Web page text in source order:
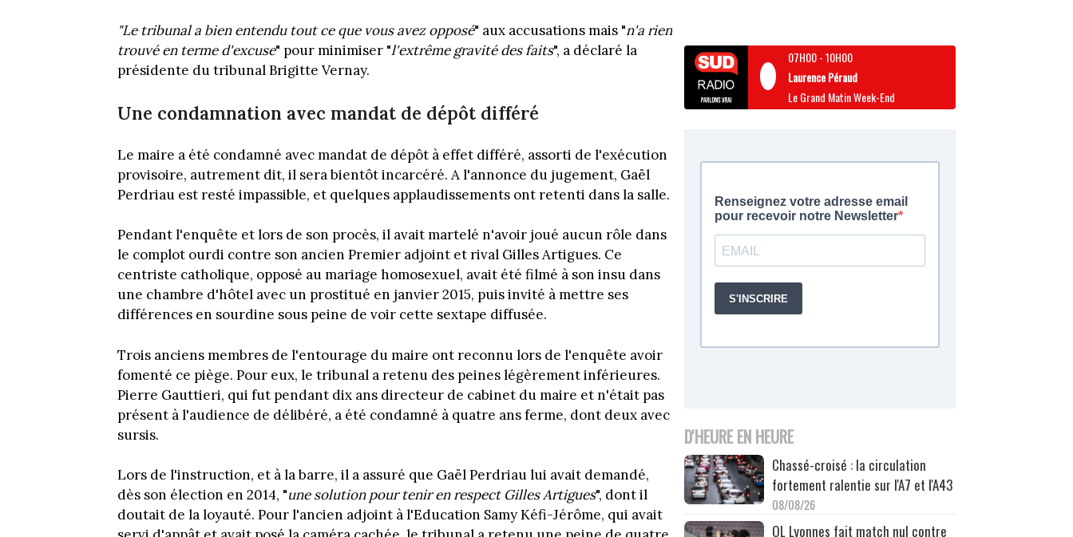
"Le tribunal a bien entendu tout ce que vous avez opposé" aux accusations mais "n'a rien
trouvé en terme d'excuse" pour minimiser "l'extrême gravité des faits", a déclaré la
présidente du tribunal Brigitte Vernay.
Une condamnation avec mandat de dépôt différé
Le maire a été condamné avec mandat de dépôt à effet différé, assorti de l'exécution
provisoire, autrement dit, il sera bientôt incarcéré. A l'annonce du jugement, Gaël
Perdriau est resté impassible, et quelques applaudissements ont retenti dans la salle.
Pendant l'enquête et lors de son procès, il avait martelé n'avoir joué aucun rôle dans
le complot ourdi contre son ancien Premier adjoint et rival Gilles Artigues. Ce
centriste catholique, opposé au mariage homosexuel, avait été filmé à son insu dans
une chambre d'hôtel avec un prostitué en janvier 2015, puis invité à mettre ses
différences en sourdine sous peine de voir cette sextape diffusée.
Trois anciens membres de l'entourage du maire ont reconnu lors de l'enquête avoir
fomenté ce piège. Pour eux, le tribunal a retenu des peines légèrement inférieures.
Pierre Gauttieri, qui fut pendant dix ans directeur de cabinet du maire et n'était pas
présent à l'audience de délibéré, a été condamné à quatre ans ferme, dont deux avec
sursis.
Lors de l'instruction, et à la barre, il a assuré que Gaël Perdriau lui avait demandé,
dès son élection en 2014, "une solution pour tenir en respect Gilles Artigues", dont il
doutait de la loyauté. Pour l'ancien adjoint à l'Education Samy Kéfi-Jérôme, qui avait
07H00-10H00
Laurence Péraud
Le Grand Matin Week-End
D'HEURE EN HEURE
Chassé-croisé : la circulation
fortement ralentie sur l'A7 et l'A43
08/08/26
OL Lyonnes fait match nul contre